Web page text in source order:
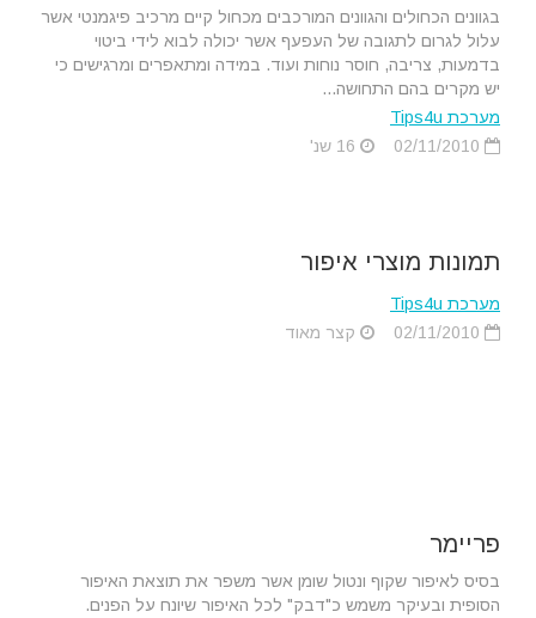
בגוונים הכחולים והגוונים המורכבים מכחול קיים מרכיב פיגמנטי אשר
עלול לגרום לתגובה של העפעף אשר יכולה לבוא לידי ביטוי
בדמעות, צריבה, חוסר נוחות ועוד. במידה ומתאפרים ומרגישים כי
יש מקרים בהם התחושה...
מערכת Tips4u
תמונות מוצרי איפור
מערכת Tips4u
קצר מאוד
פריימר
בסיס לאיפור שקוף ונטול שומן אשר משפר את תוצאת האיפור
הסופית ובעיקר משמש כ"דבק" לכל האיפור שיונח על הפנים.